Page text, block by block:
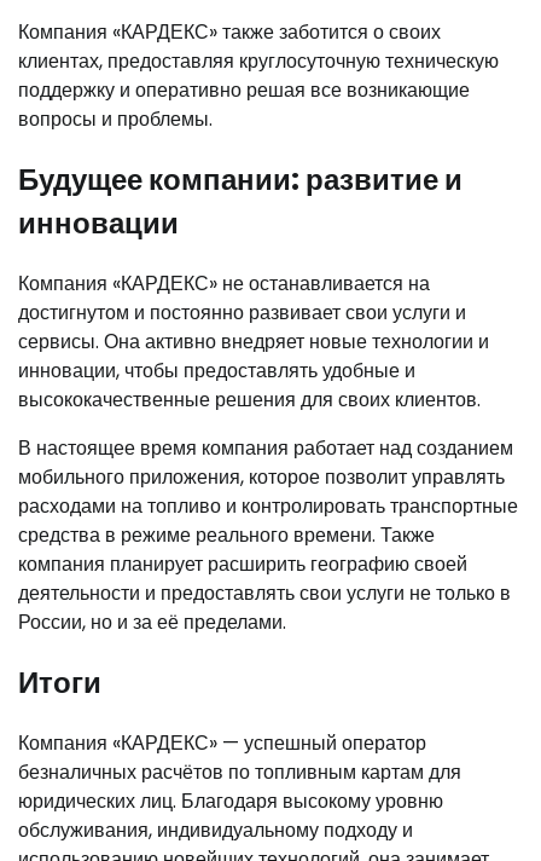
Компания «КАРДЕКС» также заботится о своих
клиентах, предоставляя круглосуточную техническую
поддержку и оперативно решая все возникающие
вопросы и проблемы.
Будущее компании: развитие и
инновации
Компания «КАРДЕКС» не останавливается на
достигнутом и постоянно развивает свои услуги и
сервисы. Она активно внедряет новые технологии и
инновации, чтобы предоставлять удобные и
высококачественные решения для своих клиентов.
В настоящее время компания работает над созданием
мобильного приложения, которое позволит управлять
расходами на топливо и контролировать транспортные
средства в режиме реального времени. Также
компания планирует расширить географию своей
деятельности и предоставлять свои услуги не только в
России, но и за её пределами.
Итоги
Компания «КАРДЕКС» — успешный оператор
безналичных расчётов по топливным картам для
юридических лиц. Благодаря высокому уровню
обслуживания, индивидуальному подходу и